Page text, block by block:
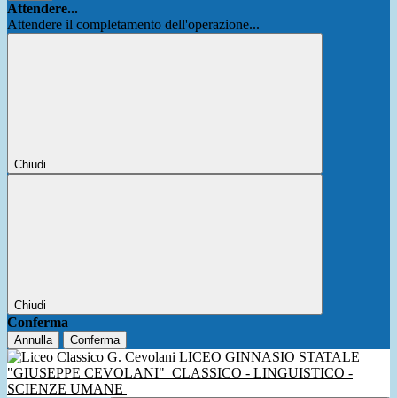
Attendere...
Attendere il completamento dell'operazione...
Chiudi
Chiudi
Conferma
Annulla Conferma
LICEO GINNASIO STATALE
"GIUSEPPE CEVOLANI" CLASSICO - LINGUISTICO -
SCIENZE UMANE